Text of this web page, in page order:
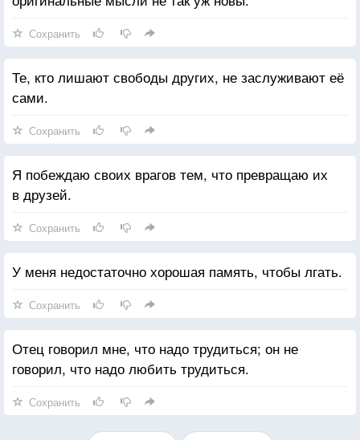
Сохранить
Те, кто лишают свободы других, не заслуживают её
сами.
Сохранить
Я побеждаю своих врагов тем, что превращаю их
в друзей.
Сохранить
У меня недостаточно хорошая память, чтобы лгать.
Сохранить
Отец говорил мне, что надо трудиться; он не
говорил, что надо любить трудиться.
Сохранить